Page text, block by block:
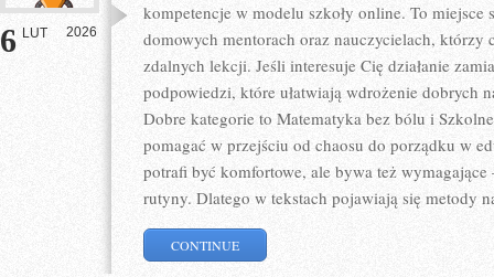
6 LUT 2026
kompetencje w modelu szkoły online. To miejsce
domowych mentorach oraz nauczycielach, którzy
zdalnych lekcji. Jeśli interesuje Cię działanie
podpowiedzi, które ułatwiają wdrożenie dobrych
Dobre kategorie to Matematyka bez bólu i
pomagać w przejściu od chaosu do porządku w
potrafi być komfortowe, ale bywa też
rutyny. Dlatego w tekstach pojawiają się metody
CONTINUE